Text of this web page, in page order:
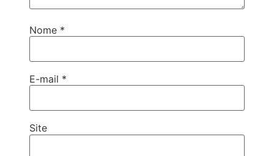
Nome *
E-mail *
Site